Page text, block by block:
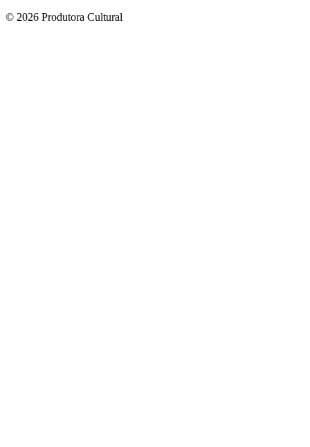
© 2026 Produtora Cultural